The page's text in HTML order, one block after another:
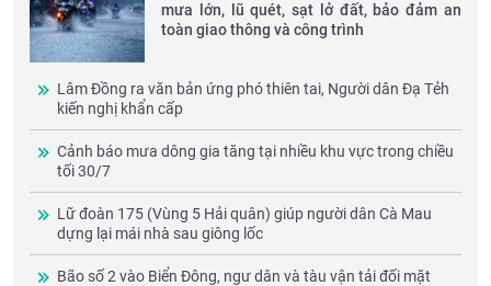
mưa lớn, lũ quét, sạt lở đất, bảo đảm an
toàn giao thông và công trình
Lâm Đồng ra văn bản ứng phó thiên tai, Người dân Đạ Tẻh
kiến nghị khẩn cấp
Cảnh báo mưa dông gia tăng tại nhiều khu vực trong chiều
tối 30/7
Lữ đoàn 175 (Vùng 5 Hải quân) giúp người dân Cà Mau
dựng lại mái nhà sau giông lốc
Bão số 2 vào Biển Đông, ngư dân và tàu vận tải đối mặt